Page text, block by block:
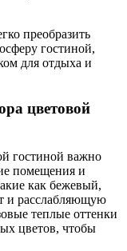
преобразить
гостиной,
для отдыха и
цветовой
гостиной важно
помещения и
как бежевый,
и расслабляющую
теплые оттенки
цветов, чтобы